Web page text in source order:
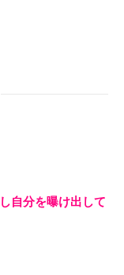
自分を曝け出して